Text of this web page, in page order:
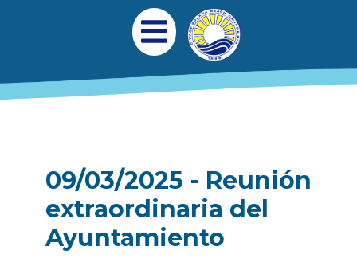
Pasar al contenido principalNavegación
Abrir menú móvil
09/03/2025 - Reunión
extraordinaria del
Ayuntamiento